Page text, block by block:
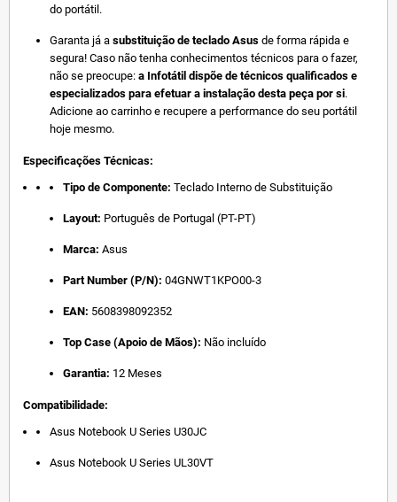
do portátil.
Garanta já a substituição de teclado Asus de forma rápida e
segura! Caso não tenha conhecimentos técnicos para o fazer,
não se preocupe: a Infotátil dispõe de técnicos qualificados e
especializados para efetuar a instalação desta peça por si.
Adicione ao carrinho e recupere a performance do seu portátil
hoje mesmo.
Especificações Técnicas:
Tipo de Componente: Teclado Interno de Substituição
Layout: Português de Portugal (PT-PT)
Marca: Asus
Part Number (P/N): 04GNWT1KPO00-3
EAN: 5608398092352
Top Case (Apoio de Mãos): Não incluído
Garantia: 12 Meses
Compatibilidade:
Asus Notebook U Series U30JC
Asus Notebook U Series UL30VT